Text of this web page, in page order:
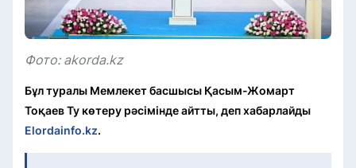
Фото: akorda.kz
Бұл туралы Мемлекет басшысы Қасым-Жомарт
Тоқаев Ту көтеру рәсімінде айтты, деп хабарлайды
Elordainfo.kz.